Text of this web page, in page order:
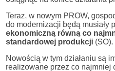
Teraz, w nowym PROW,
do modernizacji będą musiały
ekonomiczną równą co
standardowej produkcji (SO).
Nowością w tym działaniu są
realizowane przez co najmniej